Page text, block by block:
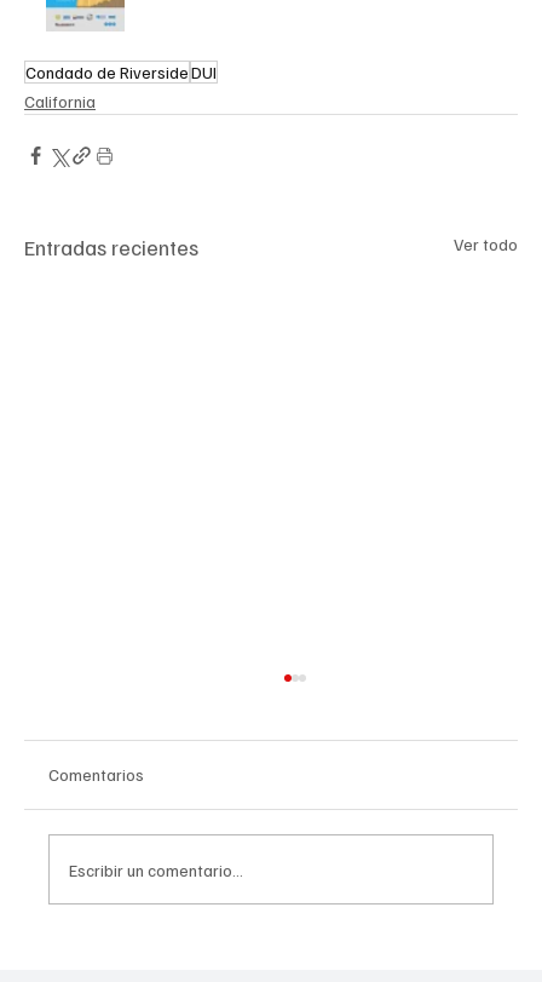
Condado de RiversideDUI
California
Entradas recientes Ver todo
Comentarios
Escribir un comentario...